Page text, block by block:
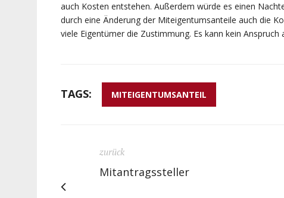
auch Kosten entstehen. Außerdem würde es einen
durch eine Änderung der Miteigentumsanteile auch die
viele Eigentümer die Zustimmung. Es kann kein
TAGS: MITEIGENTUMSANTEIL
zurück
Mitantragssteller